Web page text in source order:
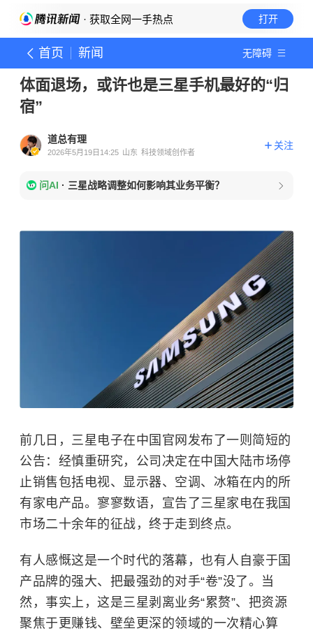
· 获取全网一手热点 打开
首页 新闻 无障碍
体面退场，或许也是三星手机最好的“归
宿”
道总有理
2026年5月19日14:25 山东 科技领域创作者
关注
问AI · 三星战略调整如何影响其业务平衡？
前几日，三星电子在中国官网发布了一则简短的
公告：经慎重研究，公司决定在中国大陆市场停
止销售包括电视、显示器、空调、冰箱在内的所
有家电产品。寥寥数语，宣告了三星家电在我国
市场二十余年的征战，终于走到终点。
有人感慨这是一个时代的落幕，也有人自豪于国
产品牌的强大、把最强劲的对手“卷”没了。当
然，事实上，这是三星剥离业务“累赘”、把资源
聚焦于更赚钱、壁垒更深的领域的一次精心算